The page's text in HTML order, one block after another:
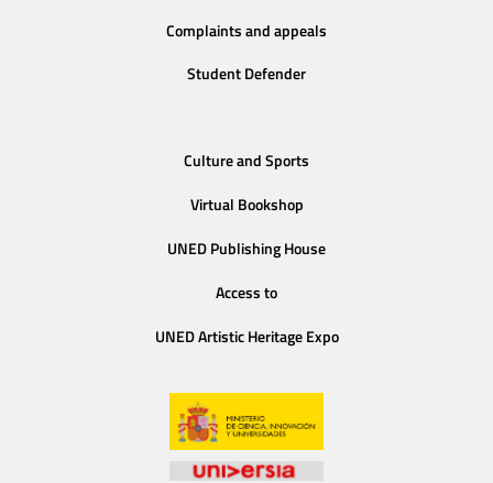
Complaints and appeals
Student Defender
Culture and Sports
Virtual Bookshop
UNED Publishing House
Access to
UNED Artistic Heritage Expo